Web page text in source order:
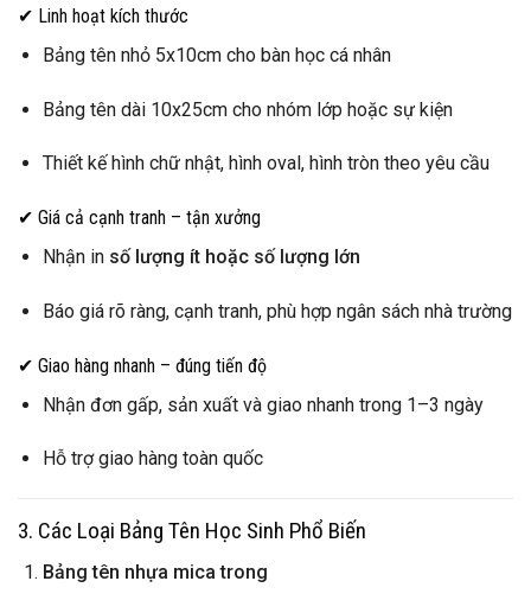
✔ Linh hoạt kích thước
Bảng tên nhỏ 5x10cm cho bàn học cá nhân
Bảng tên dài 10x25cm cho nhóm lớp hoặc sự kiện
Thiết kế hình chữ nhật, hình oval, hình tròn theo yêu cầu
✔ Giá cả cạnh tranh – tận xưởng
Nhận in số lượng ít hoặc số lượng lớn
Báo giá rõ ràng, cạnh tranh, phù hợp ngân sách nhà trường
✔ Giao hàng nhanh – đúng tiến độ
Nhận đơn gấp, sản xuất và giao nhanh trong 1–3 ngày
Hỗ trợ giao hàng toàn quốc
3. Các Loại Bảng Tên Học Sinh Phổ Biến
Bảng tên nhựa mica trong